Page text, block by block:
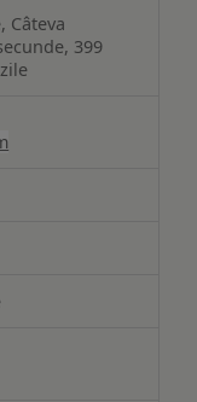
Câteva
399